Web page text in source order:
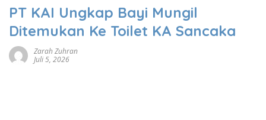
PT KAI Ungkap Bayi Mungil
Ditemukan Ke Toilet KA Sancaka
Zarah Zuhran
Juli 5, 2026